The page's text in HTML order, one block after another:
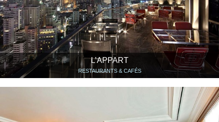
L’APPART
RESTAURANTS & CAFÉS